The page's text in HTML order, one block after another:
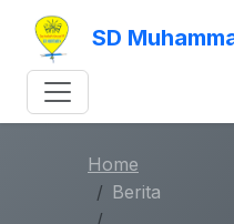
SD
Home
Berita